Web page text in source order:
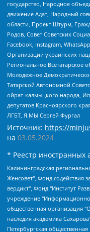
государство, Народное
движение Адат, Народный
области, Проект Штурм,
Родов, Совет Советских
Facebook, Instagram,
Организации украинских
Региональное Всетатарское
Молодежное
Татарской Автономной
ойрат-калмыцкого народа,
депутатов Красноярского
ЛГБТ, Я.МЫ Сергей Фургал
Источник: https://
на 03.05.2024
* Реестр иностранных
Калининградская региональная общественная организация "Экозащита!-Женсовет", Фонд содействия защите прав и свобод граждан "Общественный вердикт", Фонд "Институт Развития Свободы Информации", Частное учреждение "Информационное агентство МЕМО. РУ", Региональная общественная организация "Общественная комиссия по сохранению наследия академика Сахарова", Фонд поддержки свободы прессы, Санкт-Петербургская общественная правозащитная организация "Гражданский контроль", Межрегиональная общественная организация "Информационно-просветительский центр "Мемориал", Региональный Фонд "Центр Защиты Прав Средств Массовой Информации", с 05.12.2023 Фонд "Центр Защиты Прав Средств массовой информации", Региональная общественная благотворительная организация помощи беженцам и мигрантам "Гражданское содействие", Негосударственное образовательное учреждение дополнительного профессионального образования (повышение квалификации) специалистов "АКАДЕМИЯ ПО ПРАВАМ ЧЕЛОВЕКА", Свердловская региональная общественная организация "Сутяжник", Автономная некоммерческая организация "Центр независимых социологических исследований", Союз общественных объединений "Российский исследовательский центр по правам человека", Региональное общественное учреждение научно-информационный центр "МЕМОРИАЛ", Некоммерческая организация "Фонд защиты гласности", Автономная некоммерческая организация "Институт прав человека", Городская общественная организация "Екатеринбургское общество "МЕМОРИАЛ", Городская общественная организация "Рязанское историко-просветительское и правозащитное общество "Мемориал" (Рязанский Мемориал), Челябинский региональный орган общественной самодеятельности – женское общественное объединение "Женщины Евразии", Челябинский региональный орган общественной самодеятельности "Уральская правозащитная группа", Фонд содействия защите здоровья и социальной справедливости имени Андрея Рылькова, Автономная Некоммерческая Организация "Аналитический Центр Юрия Левады", Автономная некоммерческая организация социальной поддержки населения "Проект Апрель", Региональная общественная организация помощи женщинам и детям, находящимся в кризисной ситуации "Информационно-методический центр "Анна", Фонд содействия развитию массовых коммуникаций и правовому просвещению "Так-так-Так", Фонд содействия устойчивому развитию "Серебряная тайга", Свердловский региональный общественный фонд социальных проектов "Новое время", "Idel.Реалии", Кавказ.Реалии, Крым.Реалии, Телеканал Настоящее Время, Татаро-башкирская служба Радио Свобода (Azatliq Radiosi), Радио Свободная Европа/Радио Свобода (PCE/PC), "Сибирь.Реалии", "Фактограф", Благотворительный фонд помощи осужденным и их семьям, Автономная некоммерческая организация "Институт глобализации и социальных движений", Фонд "В защиту прав заключенных", Частное учреждение "Центр поддержки и содействия развитию средств массовой информации", Пензенский региональный общественный благотворительный фонд "Гражданский союз", "Север.Реалии", Некоммерческая организация Фонд "Правовая инициатива", Общество с ограниченной ответственностью "Радио Свободная Европа/Радио Свобода", Чешское информационное агентство "MEDIUM-ORIENT", Красноярская региональная общественная организация "Мы против СПИДа", Камалягин Денис Николаевич, Маркелов Сергей Евгеньевич, Пономарев Лев Александрович, Савицкая Людмила Алексеевна, Автономная некоммерческая организация "Центр по работе с проблемой насилия "НАСИЛИЮ.НЕТ", Межрегиональный профессиональный союз работников здравоохранения "Альянс врачей", Юридическое лицо, зарегистрированное в Латвийской Республике, SIA "Medusa Project" (регистрационный номер 40103797863, дата регистрации 10.06.2014), Некоммерческая организация "Фонд по борьбе с коррупцией", Автономная некоммерческая организация "Институт права и публичной политики", Баданин Роман Сергеевич, Гликин Максим Александрович, Железнова Мария Михайловна, Лукьянова Юлия Сергеевна, Маетная Елизавета Витальевна, Маняхин Петр